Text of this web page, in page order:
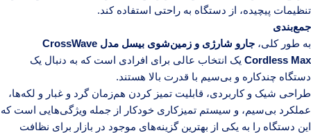
تنظیمات پیچیده، از دستگاه به راحتی استفاده کند.
جمع‌بندی
به طور کلی،
جارو شارژی و زمین‌شوی بیسل مدل CrossWave
Cordless Max یک انتخاب عالی برای افرادی است که به دنبال یک
دستگاه چندکاره و بی‌سیم با قدرت بالا هستند.
طراحی شیک و کاربردی، قابلیت تمیز کردن هم‌زمان گرد و غبار و لکه‌ها،
عملکرد بی‌سیم، و سیستم تمیزکاری خودکار از جمله ویژگی‌هایی است که
این دستگاه را به یکی از بهترین گزینه‌های موجود در بازار برای نظافت